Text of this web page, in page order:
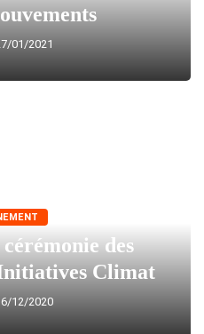
01/2021
des
Climat
12/2020